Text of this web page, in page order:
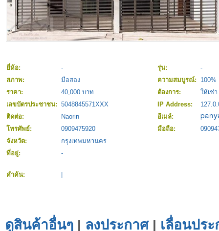
ยี่ห้อ: - รุ่น:
-
สภาพ:
มือสอง ความสมบูรณ์:
100%
ราคา:
40,000 บาท ต้องการ:
ให้เช่า
เลขบัตรประชาชน: 5048845571XXX IP Address:
ติดต่อ:
Naorin
อีเมล์:
โทรศัพย์:
0909475920 มือถือ:
จังหวัด:
กรุงเทพมหานคร
ที่อยู่:
-
คำค้น:
ดูสินค้าอื่นๆ | ลงประกาศ| เลื่อนปร